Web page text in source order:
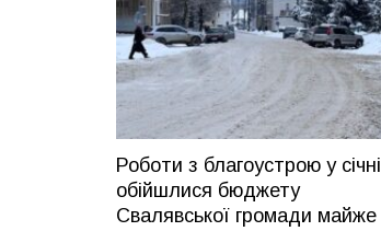
Роботи з благоустрою у січні
обійшлися бюджету
Свалявської громади майже